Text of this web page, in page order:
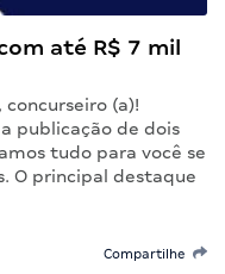
até R$ 7 mil
(a)!
publicação de dois
tudo para você se
O principal destaque
Compartilhe